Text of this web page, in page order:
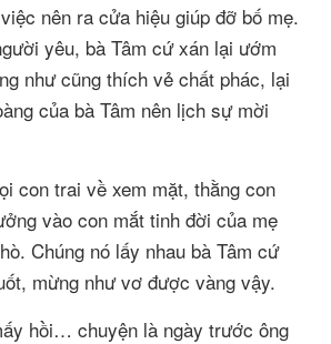
nên ra cửa hiệu giúp đỡ bố mẹ.
yêu, bà Tâm cứ xán lại ướm
như cũng thích vẻ chất phác, lại
của bà Tâm nên lịch sự mời
con trai về xem mặt, thằng con
vào con mắt tinh đời của mẹ
Chúng nó lấy nhau bà Tâm cứ
mừng như vơ được vàng vậy.
hồi… chuyện là ngày trước ông